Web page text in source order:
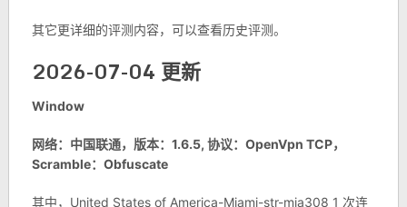
其它更详细的评测内容，可以查看历史评测。
2026-07-04 更新
Window
网络：中国联通，版本：1.6.5, 协议：OpenVpn TCP，
Scramble：Obfuscate
其中，United States of America-Miami-str-mia308 1 次连